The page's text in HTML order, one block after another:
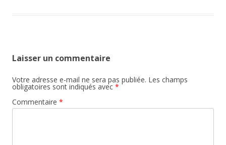
Laisser un commentaire
Votre adresse e-mail ne sera pas publiée. Les champs
obligatoires sont indiqués avec *
Commentaire *